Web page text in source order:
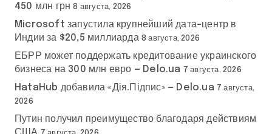
450 млн грн 8 августа, 2026
Microsoft запустила крупнейший дата-центр в
Индии за $20,5 миллиарда 8 августа, 2026
ЕБРР может поддержать кредитование украинского
бизнеса на 300 млн евро — Delo.ua 7 августа, 2026
HataHub добавила «Дія.Підпис» — Delo.ua 7 августа,
2026
Путин получил преимущество благодаря действиям